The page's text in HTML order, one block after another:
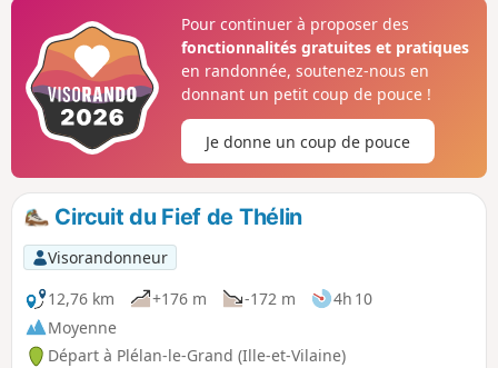
Pour continuer à proposer des
fonctionnalités gratuites et pratiques
en randonnée, soutenez-nous en
donnant un petit coup de pouce !
Je donne un coup de pouce
Circuit du Fief de Thélin
Visorandonneur
12,76 km
+176 m -172 m
4h 10
Moyenne
Départ à Plélan-le-Grand (Ille-et-Vilaine)